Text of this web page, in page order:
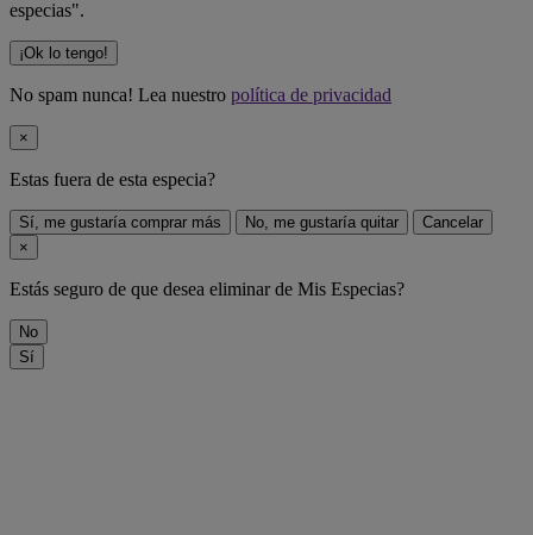
especias".
¡Ok lo tengo!
No spam nunca! Lea nuestro política de privacidad
×
Estas fuera de esta especia?
Sí, me gustaría comprar más No, me gustaría quitar
Cancelar
×
Estás seguro de que desea eliminarde Mis Especias?
No
Sí